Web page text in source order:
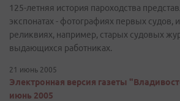
125-летняя история пароходства
экспонатах - фотографиях первых судов,
реликвиях, например, старых судовых
выдающихся работниках.
21 июнь 2005
Электронная версия газеты
июнь 2005